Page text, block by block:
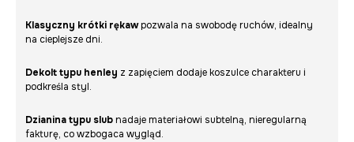
Klasyczny krótki rękawpozwala na swobodę ruchów, idealny
na cieplejsze dni.
Dekolt typu henley z zapięciem dodaje koszulce charakteru i
podkreśla styl.
Dzianina typu slub nadaje materiałowi subtelną, nieregularną
fakturę, co wzbogaca wygląd.